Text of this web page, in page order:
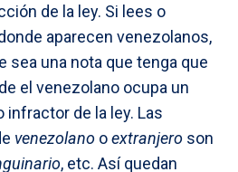
de la ley. Si lees o
aparecen venezolanos,
sea una nota que tenga que
el venezolano ocupa un
infractor de la ley. Las
venezolano oextranjero son
, etc. Así quedan